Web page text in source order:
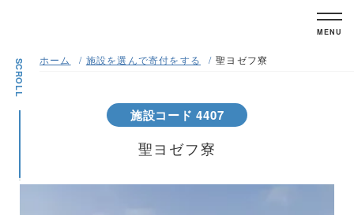
MENU
SCROLL ホーム 施設を選んで寄付をする 聖ヨゼフ寮
施設コード 4407
聖ヨゼフ寮